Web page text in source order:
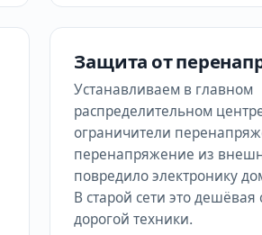
Защита от
Устанавливаем в главном
распределительном
ограничители
перенапряжение из
повредило электронику
В старой сети это дешёвая
дорогой техники.